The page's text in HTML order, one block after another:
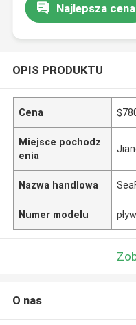
Najlepsza cena
OPIS PRODUKTU
Cena
Miejsce pochodz
enia
Nazwa handlowa
Numer modelu
O nas